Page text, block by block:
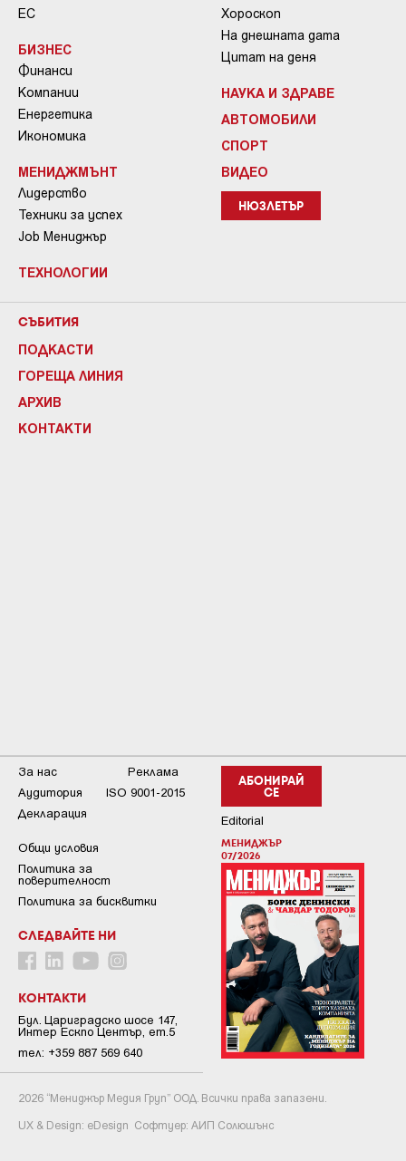
ЕС
БИЗНЕС
Финанси
Компании
Енергетика
Икономика
МЕНИДЖМЪНТ
Лидерство
Техники за успех
Job Мениджър
ТЕХНОЛОГИИ
Хороскоп
На днешната дата
Цитат на деня
НАУКА И ЗДРАВЕ
АВТОМОБИЛИ
СПОРТ
ВИДЕО
НЮЗЛЕТЪР
СЪБИТИЯ
ПОДКАСТИ
ГОРЕЩА ЛИНИЯ
АРХИВ
КОНТАКТИ
АБОНИРАЙ
СЕ
Editorial
МЕНИДЖЪР
07/2026
За нас
Реклама
Аудитория
ISO 9001-2015
Декларация
Общи условия
Пoлитикa зa
пoвepитeлнocт
Политика за бисквитки
СЛЕДВАЙТЕ НИ
КОНТАКТИ
Бул. Цариградско шосе 147,
Интер Ескпо Център, ет.5
тел: +359 887 569 640
2026 “Мениджър Медия Груп” ООД. Всички права запазени.
UX & Design: eDesign Софтуер: АИП Солюшънс